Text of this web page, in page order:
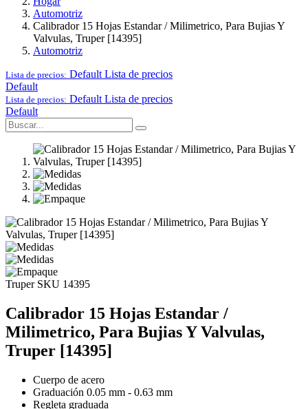
Automotriz
Calibrador 15 Hojas Estandar / Milimetrico, Para Bujias Y
Valvulas, Truper [14395]
Automotriz
Lista de precios: Default Lista de precios
Default
Lista de precios: Default Lista de precios
Default
Truper SKU 14395
Calibrador 15 Hojas Estandar /
Milimetrico, Para Bujias Y Valvulas,
Truper [14395]
Cuerpo de acero
Graduación 0.05 mm - 0.63 mm
Regleta graduada